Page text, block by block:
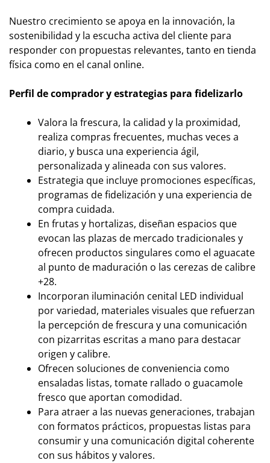
Nuestro crecimiento se apoya en la innovación, la
sostenibilidad y la escucha activa del cliente para
responder con propuestas relevantes, tanto en tienda
física como en el canal online.
Perfil de comprador y estrategias para fidelizarlo
Valora la frescura, la calidad y la proximidad,
realiza compras frecuentes, muchas veces a
diario, y busca una experiencia ágil,
personalizada y alineada con sus valores.
Estrategia que incluye promociones específicas,
programas de fidelización y una experiencia de
compra cuidada.
En frutas y hortalizas, diseñan espacios que
evocan las plazas de mercado tradicionales y
ofrecen productos singulares como el aguacate
al punto de maduración o las cerezas de calibre
+28.
Incorporan iluminación cenital LED individual
por variedad, materiales visuales que refuerzan
la percepción de frescura y una comunicación
con pizarritas escritas a mano para destacar
origen y calibre.
Ofrecen soluciones de conveniencia como
ensaladas listas, tomate rallado o guacamole
fresco que aportan comodidad.
Para atraer a las nuevas generaciones, trabajan
con formatos prácticos, propuestas listas para
consumir y una comunicación digital coherente
con sus hábitos y valores.